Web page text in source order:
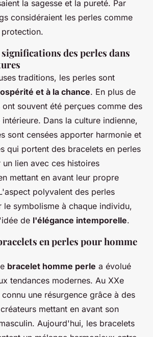
la sagesse et la pureté. Par
considéraient les perles comme
des perles dans
traditions, les perles sont
et à la chance. En plus de
ont souvent été perçues comme des
Dans la culture indienne,
sont censées apporter harmonie et
qui portent des bracelets en perles
un lien avec ces histoires
mettant en avant leur propre
polyvalent des perles
le symbolisme à chaque individu,
de l'élégance intemporelle.
en perles pour homme
bracelet homme perle a évolué
tendances modernes. Au XXe
une résurgence grâce à des
mettant en avant son
Aujourd'hui, les bracelets